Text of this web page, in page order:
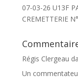
07-03-26 U13F
CREMETTERIE
Régis Clergeau
Un